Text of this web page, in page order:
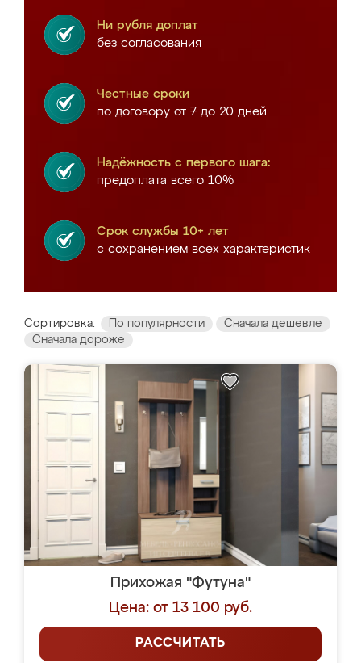
Ни рубля доплат
без согласования
Честные сроки
по договору от 7 до 20 дней
Надёжность с первого шага:
предоплата всего 10%
Срок службы 10+ лет
с сохранением всех характеристик
Сортировка: По популярности
Сначала дешевле
Сначала дороже
Прихожая "Футуна"
Цена: от 13 100 руб.
РАССЧИТАТЬ